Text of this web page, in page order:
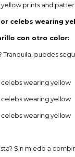
con otro color:
Tranquila, puedes
Sin miedo a